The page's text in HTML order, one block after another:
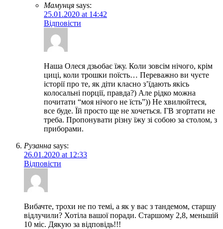
Мамунця says:
25.01.2020 at 14:42
Відповісти
Наша Олеся дзьобає їжу. Коли зовсім нічого, крім
циці, коли трошки поїсть… Переважно ви чуєте
історії про те, як діти класно з’їдають якісь
колосальні порції, правда?) Але рідко можна
почитати “моя нічого не їсть”)) Не хвилюйтеся,
все буде. Їй просто ще не хочеться. ГВ згортати не
треба. Пропонувати різну їжу зі собою за столом, з
приборами.
Рузанна says:
26.01.2020 at 12:33
Відповісти
Вибачте, трохи не по темі, а як у вас з тандемом, старшу
відлучили? Хотіла вашої поради. Старшому 2,8, меньшій
10 міс. Дякую за відповідь!!!